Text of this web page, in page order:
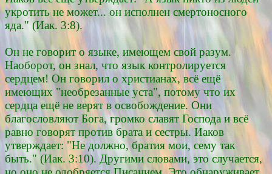
укротить не может... он исполнен смертоносного
яда." (Иак. 3:8).
Он не говорит о языке, имеющем свой разум.
Наоборот, он знал, что язык контролируется
сердцем! Он говорил о христианах, всё ещё
имеющих "необрезанные уста", потому что их
сердца ещё не верят в освобождение. Они
благословляют Бога, громко славят Господа и всё
равно говорят против брата и сестры. Иаков
утверждает: "Не должно, братия мои, сему так
быть." (Иак. 3:10). Другими словами, это случается,